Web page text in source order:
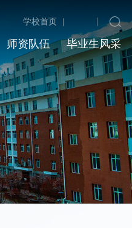
学校首页 |
师资队伍 毕业生风采